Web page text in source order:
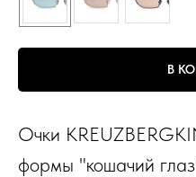
В
Очки
формы "кошачий